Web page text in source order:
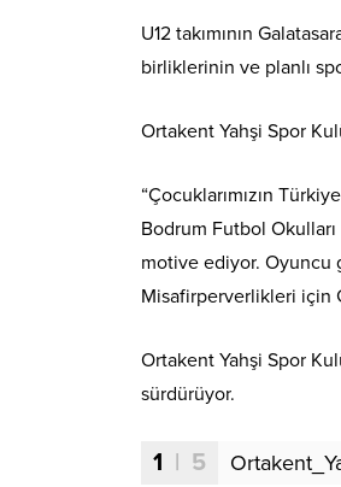
U12 takımının
birliklerinin ve planlı
Ortakent Yahşi Spor
“Çocuklarımızın
Bodrum Futbol
motive ediyor. Oyuncu
Misafirperverlikleri için
Ortakent Yahşi Spor
sürdürüyor.
1 | 5